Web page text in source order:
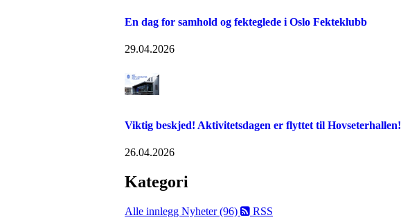
En dag for samhold og fekteglede i Oslo Fekteklubb
29.04.2026
Viktig beskjed! Aktivitetsdagen er flyttet til Hovseterhallen!
26.04.2026
Kategori
Alle innlegg Nyheter (96) RSS